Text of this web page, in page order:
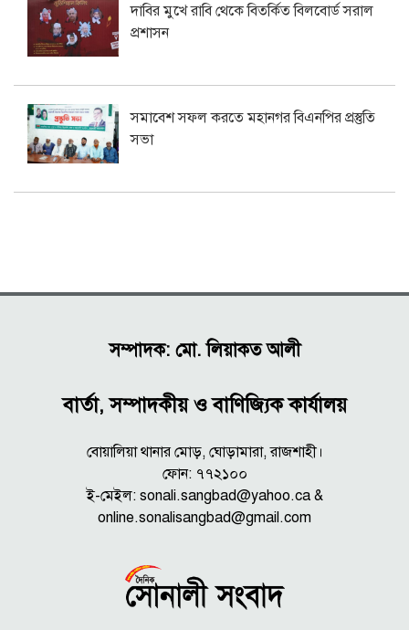
দাবির মুখে রাবি থেকে বিতর্কিত বিলবোর্ড সরাল
প্রশাসন
সমাবেশ সফল করতে মহানগর বিএনপির প্রস্তুতি
সভা
সম্পাদক: মো. লিয়াকত আলী
বার্তা, সম্পাদকীয় ও বাণিজ্যিক কার্যালয়
বোয়ালিয়া থানার মোড়, ঘোড়ামারা, রাজশাহী।
ফোন: ৭৭২১০০
ই-মেইল: sonali.sangbad@yahoo.ca &
online.sonalisangbad@gmail.com